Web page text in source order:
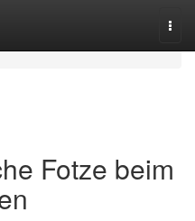
Fotze beim